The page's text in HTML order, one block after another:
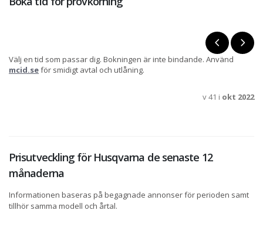
Välj en tid som passar dig. Bokningen är inte bindande. Använd
mcid.seför smidigt avtal och utlåning.
v 41 i okt 2022
Prisutveckling för Husqvarna de senaste 12
månaderna
Informationen baseras på begagnade annonser för perioden samt
tillhör samma modell och årtal.